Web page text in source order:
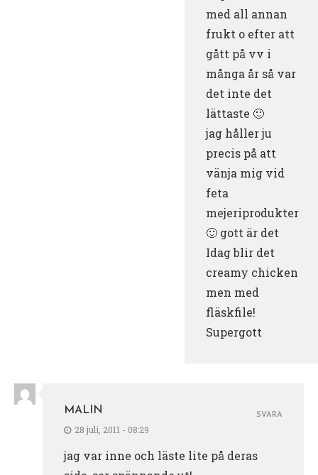
med all annan
frukt o efter att
gått på vv i
många år så var
det inte det
lättaste 🙂
jag håller ju
precis på att
vänja mig vid
feta
mejeriprodukter
🙂 gott är det
Idag blir det
creamy chicken
men med
fläskfile!
Supergott
MALIN
28 juli, 2011 - 08:29
jag var inne och läste lite på deras
SVARA